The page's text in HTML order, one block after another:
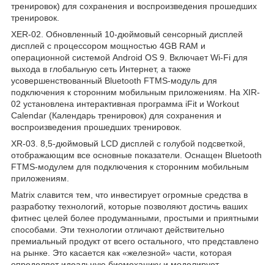
тренировок) для сохранения и воспроизведения прошедших
тренировок.
XER-02. Обновленный 10-дюймовый сенсорный дисплей
дисплей с процессором мощностью 4GB RAM и
операционной системой Android OS 9. Включает Wi-Fi для
выхода в глобальную сеть Интернет, а также
усовершенствованный Bluetooth FTMS-модуль для
подключения к сторонним мобильным приложениям. На XIR-
02 установлена интерактивная программа iFit и Workout
Calendar (Календарь тренировок) для сохранения и
воспроизведения прошедших тренировок.
XR-03. 8,5-дюймовый LCD дисплей с голубой подсветкой,
отображающим все основные показатели. Оснащен Bluetooth
FTMS-модулем для подключения к сторонним мобильным
приложениям.
Matrix славится тем, что инвестирует огромные средства в
разработку технологий, которые позволяют достичь ваших
фитнес целей более продуманными, простыми и приятными
способами. Эти технологии отличают действительно
премиальный продукт от всего остального, что представлено
на рынке. Это касается как «железной» части, которая